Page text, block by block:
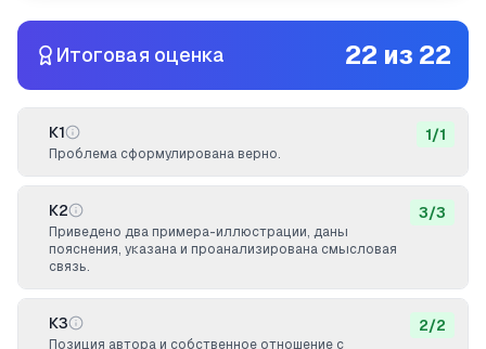
Итоговая оценка 22 из 22
К1
Проблема сформулирована верно.
1/1
К2
Приведено два примера-иллюстрации, даны
пояснения, указана и проанализирована смысловая
связь.
3/3
К3
Позиция автора и собственное отношение с
2/2